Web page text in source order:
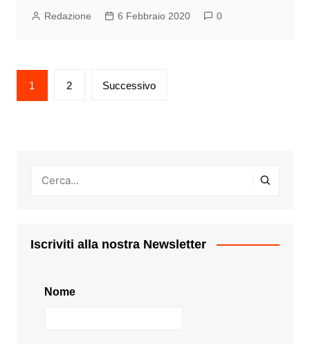
Redazione 6 Febbraio 2020 0
Paginazione
degli
1 2 Successivo
Iscriviti alla nostra Newsletter
Nome